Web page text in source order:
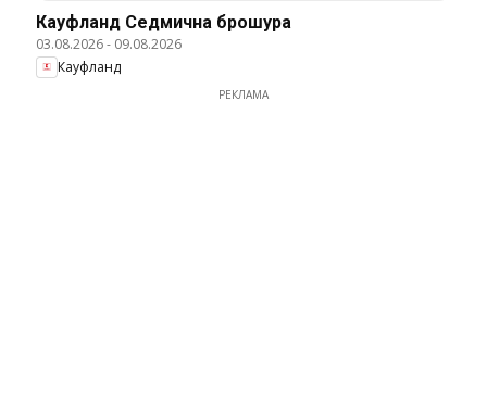
Кауфланд Cедмична брошура
03.08.2026- 09.08.2026
Кауфланд
РЕКЛАМА